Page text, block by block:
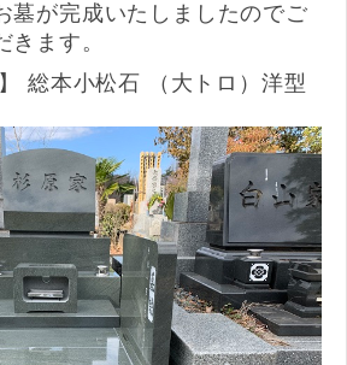
墓が完成いたしましたのでご
ます。
総本小松石 （大トロ）洋型